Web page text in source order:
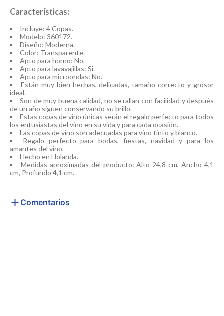
Características:
Incluye: 4 Copas.
Modelo: 360172.
Diseño: Moderna.
Color: Transparente.
Apto para horno: No.
Apto para lavavajillas: Si.
Apto para microondas: No.
Están muy bien hechas, delicadas, tamaño correcto y grosor
ideal.
Son de muy buena calidad, no se rallan con facilidad y después
de un año siguen conservando su brillo.
Estas copas de vino únicas serán el regalo perfecto para todos
los entusiastas del vino en su vida y para cada ocasión.
Las copas de vino son adecuadas para vino tinto y blanco.
Regalo perfecto para bodas, fiestas, navidad y para los
amantes del vino.
Hecho en Holanda.
Medidas aproximadas del producto: Alto 24,8 cm, Ancho 4,1
cm, Profundo 4,1 cm.
Comentarios